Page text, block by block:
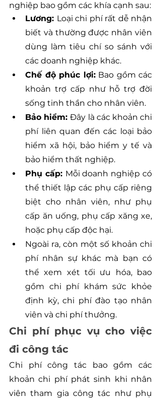
nghiệp bao gồm các khía cạnh sau:
Lương: Loại chi phí rất dễ nhận
biết và thường được nhân viên
dùng làm tiêu chí so sánh với
các doanh nghiệp khác.
Chế độ phúc lợi: Bao gồm các
khoản trợ cấp như hỗ trợ đời
sống tinh thần cho nhân viên.
Bảo hiểm: Đây là các khoản chi
phí liên quan đến các loại bảo
hiểm xã hội, bảo hiểm y tế và
bảo hiểm thất nghiệp.
Phụ cấp: Mỗi doanh nghiệp có
thể thiết lập các phụ cấp riêng
biệt cho nhân viên, như phụ
cấp ăn uống, phụ cấp xăng xe,
hoặc phụ cấp độc hại.
Ngoài ra, còn một số khoản chi
phí nhân sự khác mà bạn có
thể xem xét tối ưu hóa, bao
gồm chi phí khám sức khỏe
định kỳ, chi phí đào tạo nhân
viên và chi phí thưởng.
Chi phí phục vụ cho việc
đi công tác
Chi phí công tác bao gồm các
khoản chi phí phát sinh khi nhân
viên tham gia công tác như phụ